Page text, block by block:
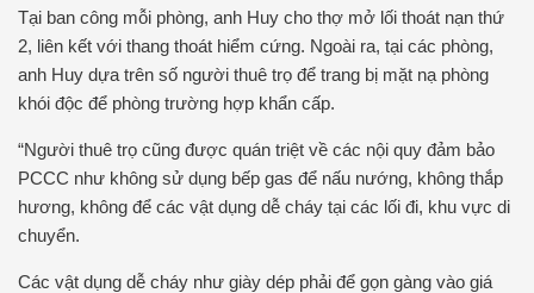
Tại ban công mỗi phòng, anh Huy cho thợ mở lối thoát nạn thứ
2, liên kết với thang thoát hiểm cứng. Ngoài ra, tại các phòng,
anh Huy dựa trên số người thuê trọ để trang bị mặt nạ phòng
khói độc để phòng trường hợp khẩn cấp.
“Người thuê trọ cũng được quán triệt về các nội quy đảm bảo
PCCC như không sử dụng bếp gas để nấu nướng, không thắp
hương, không để các vật dụng dễ cháy tại các lối đi, khu vực di
chuyển.
Các vật dụng dễ cháy như giày dép phải để gọn gàng vào giá